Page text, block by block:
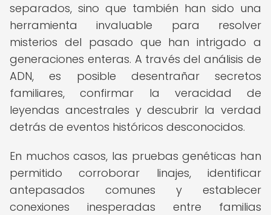
separados, sino que también han sido una
herramienta invaluable para resolver
misterios del pasado que han intrigado a
generaciones enteras. A través del análisis de
ADN, es posible desentrañar secretos
familiares, confirmar la veracidad de
leyendas ancestrales y descubrir la verdad
detrás de eventos históricos desconocidos.
En muchos casos, las pruebas genéticas han
permitido corroborar linajes, identificar
antepasados comunes y establecer
conexiones inesperadas entre familias